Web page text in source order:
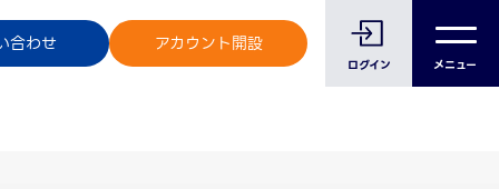
合わせ アカウント開設
ログイン メニュー
客様へ